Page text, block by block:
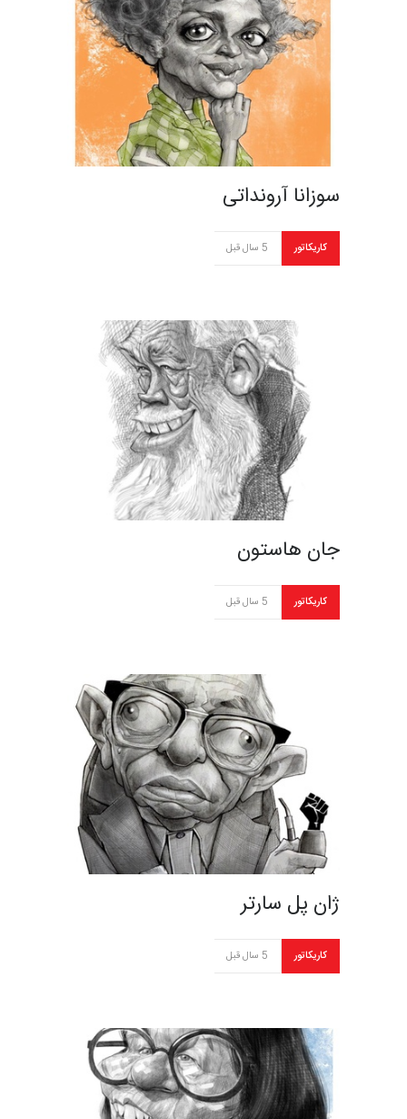
سوزانا آرونداتی
کاریکاتور 5 سال قبل
جان هاستون
کاریکاتور 5 سال قبل
ژان پل سارتر
کاریکاتور 5 سال قبل